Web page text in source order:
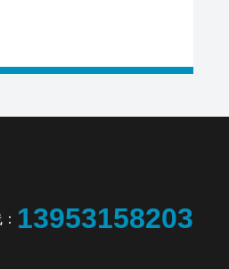
13953158203